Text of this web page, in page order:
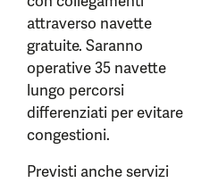
attraverso navette
gratuite. Saranno
operative 35 navette
lungo percorsi
differenziati per evitare
congestioni.
Previsti anche servizi